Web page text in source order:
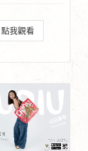
點我觀看